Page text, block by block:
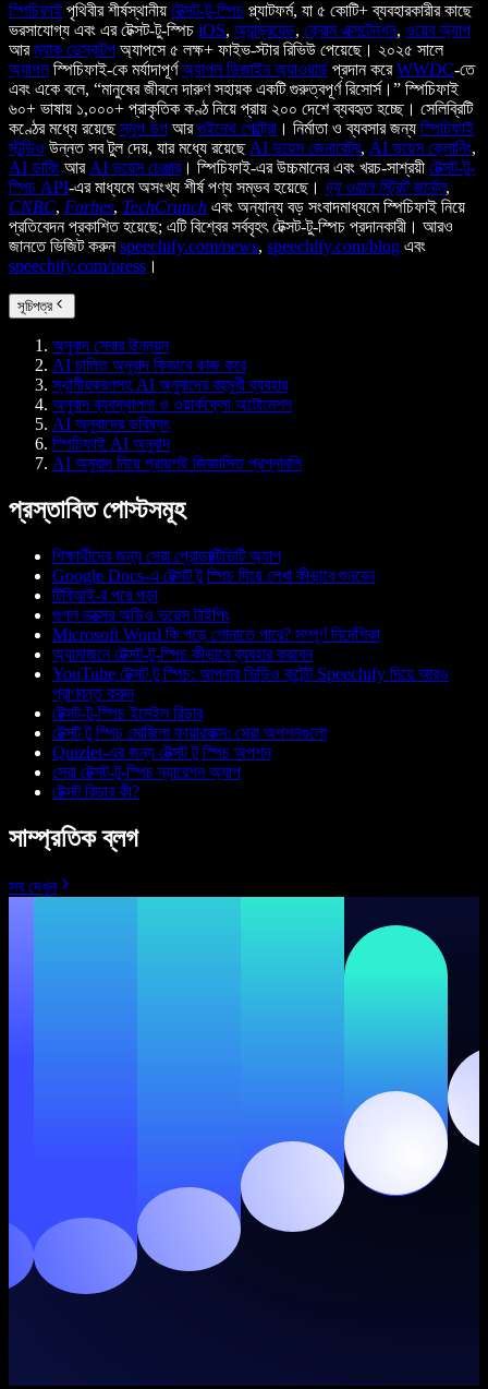
স্পিচিফাই পৃথিবীর শীর্ষস্থানীয় টেক্সট-টু-স্পিচ প্ল্যাটফর্ম, যা ৫ কোটি+ ব্যবহারকারীর কাছে
ভরসাযোগ্য এবং এর টেক্সট-টু-স্পিচ iOS, অ্যান্ড্রয়েড, ক্রোম এক্সটেনশন, ওয়েব অ্যাপ
আরম্যাক ডেস্কটপ অ্যাপসে ৫ লক্ষ+ ফাইভ-স্টার রিভিউ পেয়েছে। ২০২৫ সালে
অ্যাপলস্পিচিফাই-কে মর্যাদাপূর্ণঅ্যাপল ডিজাইন অ্যাওয়ার্ড প্রদান করেWWDC-তে
এবং একে বলে, “মানুষের জীবনে দারুণ সহায়ক একটি গুরুত্বপূর্ণ রিসোর্স।” স্পিচিফাই
৬০+ ভাষায় ১,০০০+ প্রাকৃতিক কণ্ঠ নিয়ে প্রায় ২০০ দেশে ব্যবহৃত হচ্ছে। সেলিব্রিটি
কণ্ঠের মধ্যে রয়েছেস্নুপ ডগ আরগুইনেথ পেল্ট্রো । নির্মাতা ও ব্যবসার জন্য স্পিচিফাই
স্টুডিও উন্নত সব টুল দেয়, যার মধ্যে রয়েছে AI ভয়েস জেনারেটর, AI ভয়েস ক্লোনিং,
AI ডাবিং আর AI ভয়েস চেঞ্জার। স্পিচিফাই-এর উচ্চমানের এবং খরচ-সাশ্রয়ী টেক্সট-টু-
স্পিচ API-এর মাধ্যমে অসংখ্য শীর্ষ পণ্য সম্ভব হয়েছে। দ্য ওয়াল স্ট্রিট জার্নাল,
CNBC, Forbes, TechCrunch এবং অন্যান্য বড় সংবাদমাধ্যমে স্পিচিফাই নিয়ে
প্রতিবেদন প্রকাশিত হয়েছে; এটি বিশ্বের সর্ববৃহৎ টেক্সট-টু-স্পিচ প্রদানকারী। আরও
জানতে ভিজিট করুনspeechify.com/news, speechify.com/blog এবং
speechify.com/press ।
সূচিপত্র
অনুবাদ সেবার উন্নয়ন
AI চালিত অনুবাদ কিভাবে কাজ করে
স্থানীয়করণসহ AI অনুবাদের বহুমুখী ব্যবহার
অনুবাদ ব্যবস্থাপনা ও ওয়ার্কফ্লো অটোমেশন
AI অনুবাদের ভবিষ্যৎ
স্পিচিফাই AI অনুবাদ
AI অনুবাদ নিয়ে প্রায়শই জিজ্ঞাসিত প্রশ্নাবলি
প্রস্তাবিত পোস্টসমূহ
শিক্ষার্থীদের জন্য সেরা প্রোডাক্টিভিটি অ্যাপ
Google Docs-এ টেক্সট টু স্পিচ দিয়ে লেখা কীভাবে শুনবেন
টিবিআই-র পরে পড়া
গুগল ডক্সের অডিও ভয়েস টাইপিং
Microsoft Word কি পড়ে শোনাতে পারে? সম্পূর্ণ নির্দেশিকা
অ্যামাজনে টেক্সট-টু-স্পিচ কীভাবে ব্যবহার করবেন
YouTube টেক্সট টু স্পিচ: আপনার ভিডিও কন্টেন্ট Speechify দিয়ে আরও
প্রাণবন্ত করুন
টেক্সট-টু-স্পিচ ইমেইল রিডার
টেক্সট টু স্পিচ মোজিলা ফায়ারফক্স: সেরা অপশনগুলো
Quizlet-এর জন্য টেক্সট টু স্পিচ অপশন
সেরা টেক্সট-টু-স্পিচ ন্যারেশন অ্যাপ
টেক্সট রিডার কী?
সাম্প্রতিক ব্লগ
সব দেখুন